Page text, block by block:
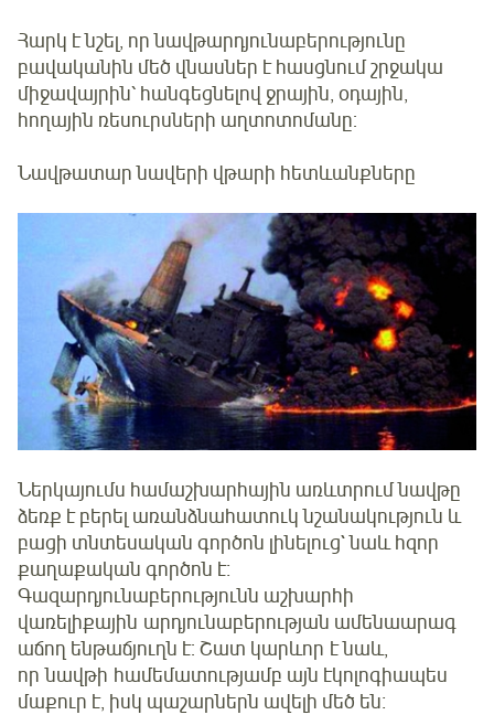
Հարկ է նշել, որ նավթարդյունաբերությունը
բավականին մեծ վնասներ է հասցնում շրջակա
միջավայրին՝ հանգեցնելով ջրային, օդային,
հողային ռեսուրսների աղտոտոմանը:
Նավթատար նավերի վթարի հետևանքները
Ներկայումս համաշխարհային առևտրում նավթը
ձեռք է բերել առանձնահատուկ նշանակություն և
բացի տնտեսական գործոն լինելուց` նաև հզոր
քաղաքական գործոն է։
Գազարդյունաբերությունն աշխարհի
վառելիքային արդյունաբերության ամենաարագ
աճող ենթաճյուղն է: Շատ կարևոր է նաև,
որ նավթի համեմատությամբ այն էկոլոգիապես
մաքուր է, իսկ պաշարներն ավելի մեծ են։